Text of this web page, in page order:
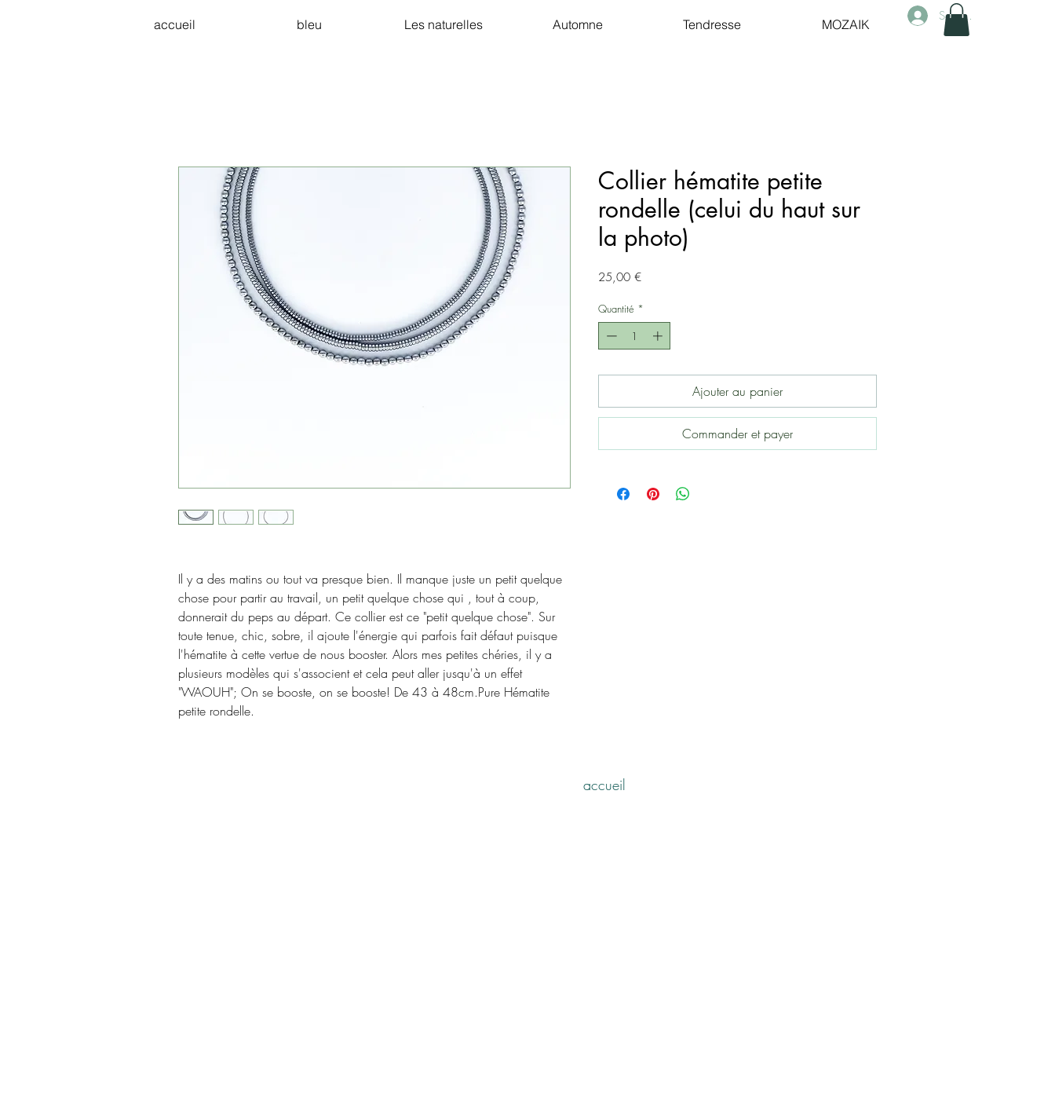
accueil bleu Les naturelles Automne Tendresse MOZAIK
Se connecter
Il y a des matins ou tout va presque bien. Il manque juste un petit quelque
chose pour partir au travail, un petit quelque chose qui , tout à coup,
donnerait du peps au départ. Ce collier est ce "petit quelque chose". Sur
toute tenue, chic, sobre, il ajoute l'énergie qui parfois fait défaut puisque
l'hématite à cette vertue de nous booster. Alors mes petites chéries, il y a
plusieurs modèles qui s'associent et cela peut aller jusqu'à un effet
"WAOUH"; On se booste, on se booste! De 43 à 48cm.Pure Hématite
petite rondelle.
Collier hématite petite
rondelle (celui du haut sur
la photo)
25,00 €Prix
Quantité *
Ajouter au panier
Commander et payer
accueil